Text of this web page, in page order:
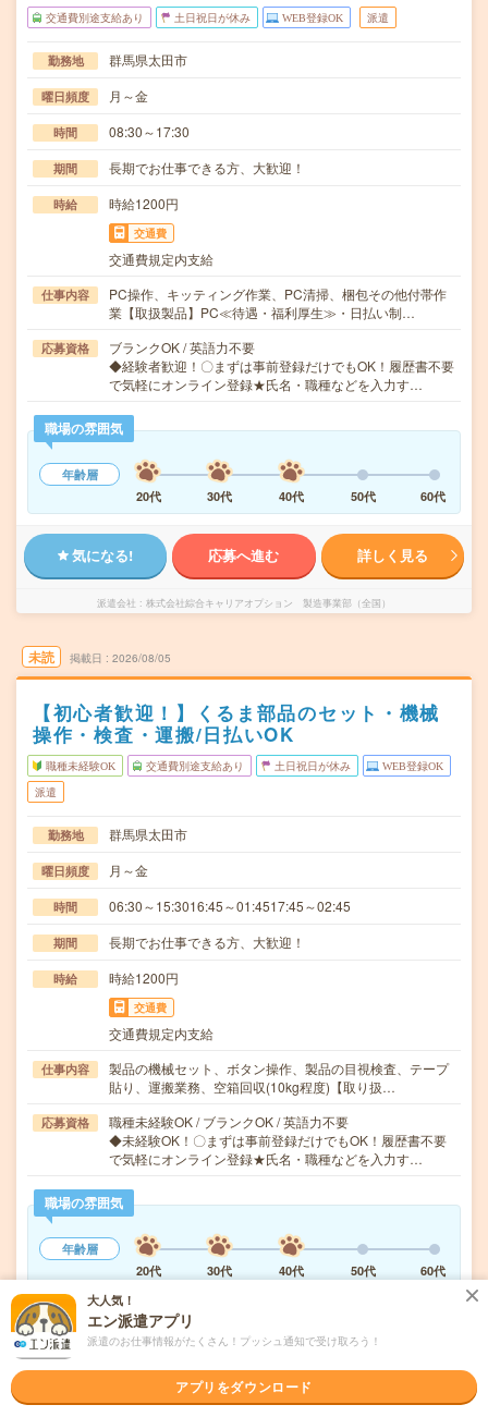
交通費別途支給あり 土日祝日が休み WEB登録OK 派遣
勤務地 群馬県太田市
曜日頻度 月～金
時間 08:30～17:30
期間 長期でお仕事できる方、大歓迎！
時給 時給1200円
交通費
交通費規定内支給
仕事内容
PC操作、キッティング作業、PC清掃、梱包その他付帯作
業【取扱製品】PC≪待遇・福利厚生≫・日払い制…
応募資格
ブランクOK / 英語力不要
◆経験者歓迎！〇まずは事前登録だけでもOK！履歴書不要
で気軽にオンライン登録★氏名・職種などを入力す…
職場の雰囲気
年齢層
20代
30代 40代 50代 60代
気になる! 応募へ進む 詳しく見る
派遣会社 株式会社綜合キャリアオプション 製造事業部（全国）
未読 掲載日 2026/08/05
【初心者歓迎！】くるま部品のセット・機械
操作・検査・運搬/日払いOK
職種未経験OK 交通費別途支給あり 土日祝日が休み WEB登録OK
派遣
勤務地 群馬県太田市
曜日頻度 月～金
時間 06:30～15:3016:45～01:4517:45～02:45
期間 長期でお仕事できる方、大歓迎！
時給 時給1200円
交通費
交通費規定内支給
仕事内容
製品の機械セット、ボタン操作、製品の目視検査、テープ
貼り、運搬業務、空箱回収(10kg程度)【取り扱…
応募資格
職種未経験OK / ブランクOK / 英語力不要
◆未経験OK！〇まずは事前登録だけでもOK！履歴書不要
で気軽にオンライン登録★氏名・職種などを入力す…
職場の雰囲気
年齢層
20代
30代 40代 50代 60代
気になる!
株式会社綜合キャリアオプション 製造事業部（全国）
大人気！
エン派遣アプリ
派遣のお仕事情報がたくさん！プッシュ通知で受け取ろう！
アプリをダウンロード